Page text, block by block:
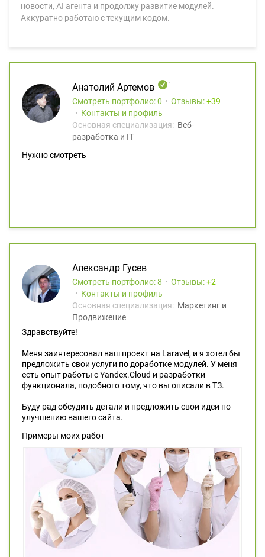
новости, AI агента и продолжу развитие модулей.
Аккуратно работаю с текущим кодом.
Анатолий Артемов
Смотреть портфолио: 0 Отзывы:
39
Контакты и профиль
Основная специализация: Веб-
разработка и IT
Нужно смотреть
Александр Гусев
Смотреть портфолио: 8 Отзывы:
2
Контакты и профиль
Основная специализация: Маркетинг и
Продвижение
Здравствуйте!
Меня заинтересовал ваш проект на Laravel, и я хотел бы
предложить свои услуги по доработке модулей. У меня
есть опыт работы с Yandex.Cloud и разработки
функционала, подобного тому, что вы описали в ТЗ.
Буду рад обсудить детали и предложить свои идеи по
улучшению вашего сайта.
Примеры моих работ